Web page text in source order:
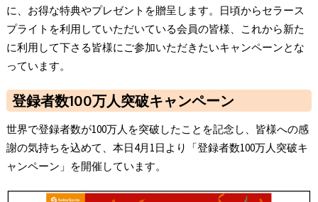
に、お得な特典やプレゼントを贈呈します。日頃からセラース
プライトを利用していただいている会員の皆様、これから新た
に利用して下さる皆様にご参加いただきたいキャンペーンとな
っています。
登録者数100万人突破キャンペーン
世界で登録者数が100万人を突破したことを記念し、皆様への感
謝の気持ちを込めて、本日4月1日より「登録者数100万人突破キ
ャンペーン」を開催しています。